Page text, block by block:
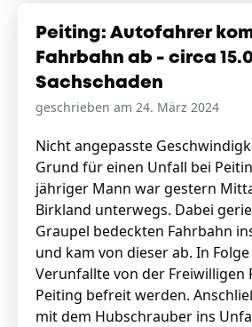
Peiting: Autofahrer
Fahrbahn ab - circa
Sachschaden
geschrieben am 24. März 2024
Nicht angepasste
Grund für einen Unfall bei
jähriger Mann war gestern
Birkland unterwegs. Dabei
Graupel bedeckten Fahrbahn
und kam von dieser ab. In
Verunfallte von der Freiwilligen
Peiting befreit werden.
mit dem Hubschrauber ins